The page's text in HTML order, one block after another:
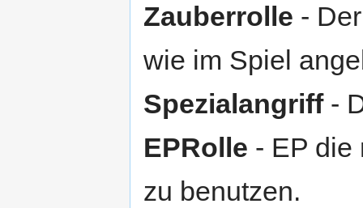
Zauberrolle -
wie im Spiel
Spezialangriff-
EPRolle - EP die
zu benutzen.